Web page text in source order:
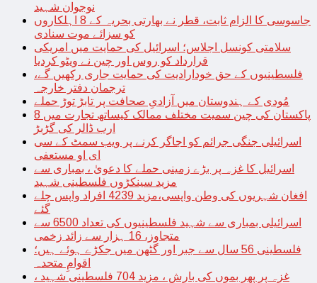
نوجوان شہید
جاسوسی کا الزام ثابت، قطر نے بھارتی بحریہ کے 8 اہلکاروں
کو سزائے موت سنادی
سلامتی کونسل اجلاس؛ اسرائیل کی حمایت میں امریکی
قرارداد کو روس اور چین نے ویٹو کردیا
فلسطینیوں کے حق خودارادیت کی حمایت جاری رکھیں گے،
ترجمان دفتر خارجہ
مُودی کے ہندوستان میں آزادیِ صحافت پر تابڑ توڑ حملے
پاکستان کی چین سمیت مختلف ممالک کیساتھ تجارت میں 8
ارب ڈالر کی گڑبڑ
اسرائیلی جنگی جرائم کو اجاگر کرنے پر ویب سمٹ کے سی
ای او مستعفی
اسرائیل کا غزہ پر بڑے زمینی حملے کا دعویٰ ، بمباری سے
مزید سینکڑوں فلسطینی شہید
افغان شہریوں کی وطن واپسی،مزید 4239 افراد واپس چلے
گئے
اسرائیلی بمباری سے شہید فلسطینیوں کی تعداد 6500 سے
متجاوز، 16 ہزار سے زائد زخمی
فلسطینی 56 سال سے جبر اور گٹھن میں جکڑے ہوئے ہیں؛
اقوامِ متحدہ
غزہ پر پھر بموں کی بارش ، مزید 704 فلسطینی شہید ،